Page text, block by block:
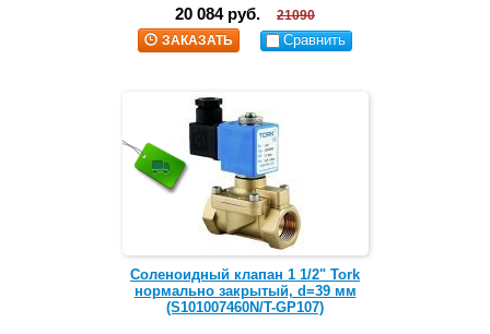
20 084 руб.
21090
ЗАКАЗАТЬ
Сравнить
Соленоидный клапан 1 1/2" Tork
нормально закрытый, d=39 мм
(S101007460N/T-GP107)